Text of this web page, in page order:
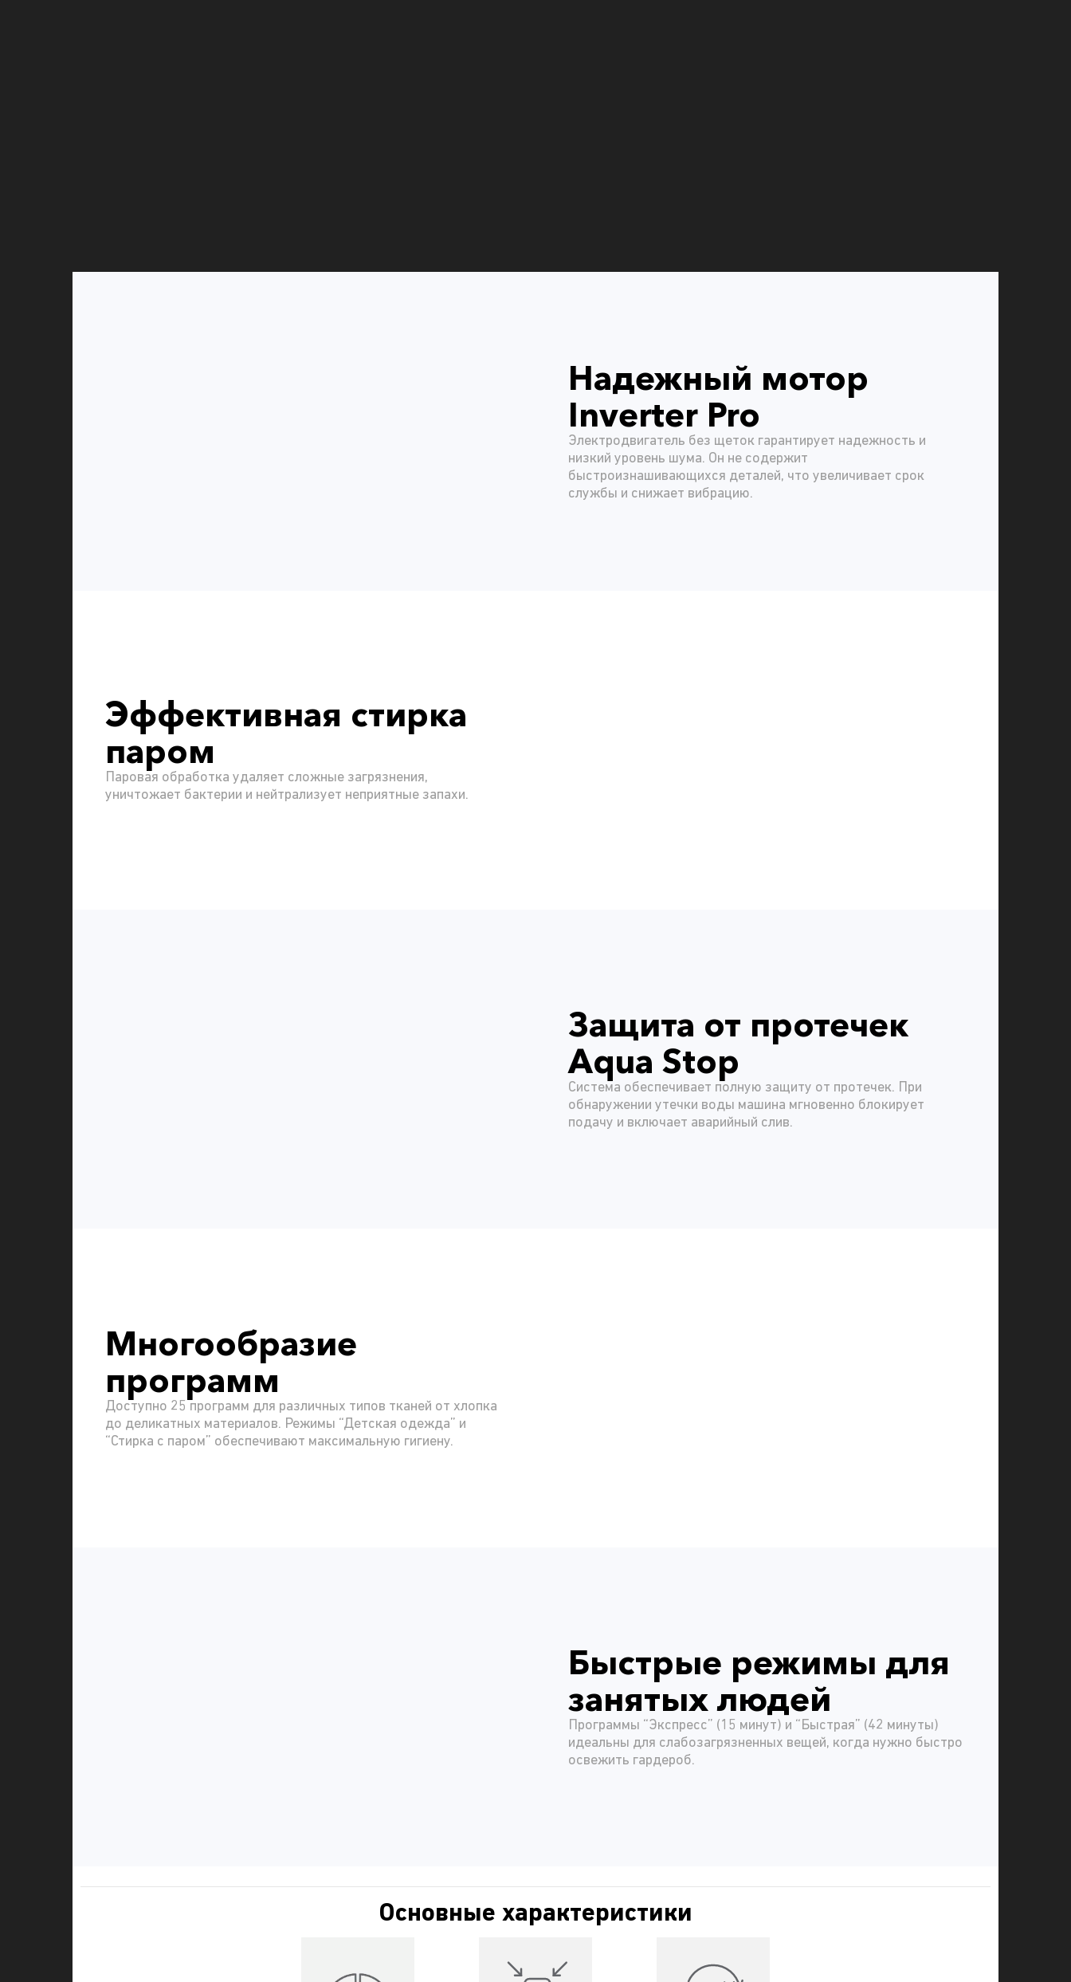
Надежный мотор
Inverter Pro
Электродвигатель без щеток гарантирует надежность и
низкий уровень шума. Он не содержит
быстроизнашивающихся деталей, что увеличивает срок
службы и снижает вибрацию.
Эффективная стирка
паром
Паровая обработка удаляет сложные загрязнения,
уничтожает бактерии и нейтрализует неприятные запахи.
Защита от протечек
Aqua Stop
Система обеспечивает полную защиту от протечек. При
обнаружении утечки воды машина мгновенно блокирует
подачу и включает аварийный слив.
Многообразие
программ
Доступно 25 программ для различных типов тканей от хлопка
до деликатных материалов. Режимы “Детская одежда” и
“Стирка с паром” обеспечивают максимальную гигиену.
Быстрые режимы для
занятых людей
Программы “Экспресс” (15 минут) и “Быстрая” (42 минуты)
идеальны для слабозагрязненных вещей, когда нужно быстро
освежить гардероб.
Основные характеристики